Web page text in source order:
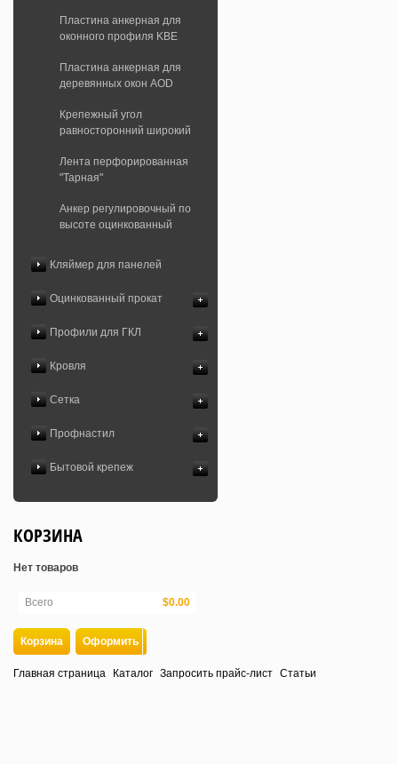
Пластина анкерная для
оконного профиля KBE
Пластина анкерная для
деревянных окон AOD
Крепежный угол
равносторонний широкий
Лента перфорированная
"Тарная"
Анкер регулировочный по
высоте оцинкованный
Кляймер для панелей
Оцинкованный прокат
Профили для ГКЛ
Кровля
Сетка
Профнастил
Бытовой крепеж
КОРЗИНА
Нет товаров
Всего $0.00
Корзина Оформить
Главная страница Каталог Запросить прайс-лист Статьи